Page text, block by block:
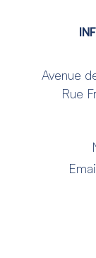
Avenue
Rue